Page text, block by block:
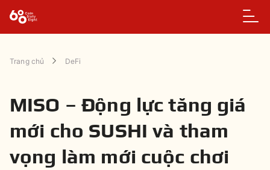
Trang chủ DeFi
MISO – Động lực tăng giá
mới cho SUSHI và tham
vọng làm mới cuộc chơi